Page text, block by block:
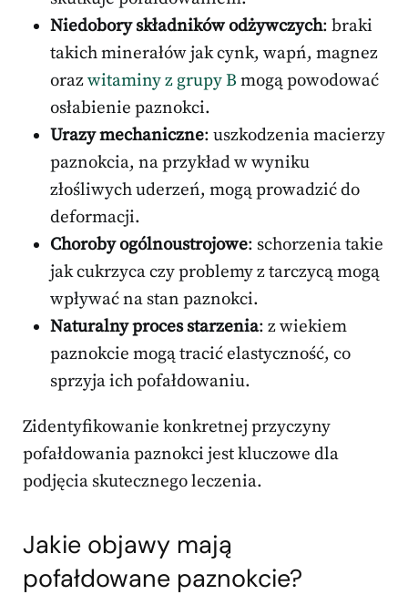
Niedobory składników odżywczych: braki
takich minerałów jak cynk, wapń, magnez
orazwitaminy z grupy Bmogą powodować
osłabienie paznokci.
Urazy mechaniczne: uszkodzenia macierzy
paznokcia, na przykład w wyniku
złośliwych uderzeń, mogą prowadzić do
deformacji.
Choroby ogólnoustrojowe: schorzenia takie
jak cukrzyca czy problemy z tarczycą mogą
wpływać na stan paznokci.
Naturalny proces starzenia: z wiekiem
paznokcie mogą tracić elastyczność, co
sprzyja ich pofałdowaniu.
Zidentyfikowanie konkretnej przyczyny
pofałdowania paznokci jest kluczowe dla
podjęcia skutecznego leczenia.
Jakie objawy mają
pofałdowane paznokcie?